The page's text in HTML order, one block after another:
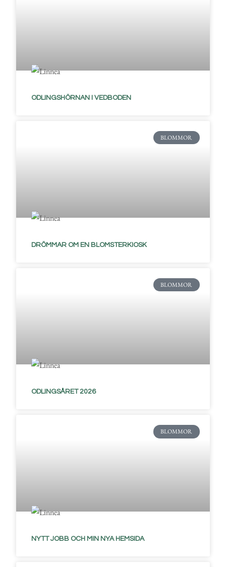
ODLINGSHÖRNAN I VEDBODEN
BLOMMOR
DRÖMMAR OM EN BLOMSTERKIOSK
BLOMMOR
ODLINGSÅRET 2026
BLOMMOR
NYTT JOBB OCH MIN NYA HEMSIDA